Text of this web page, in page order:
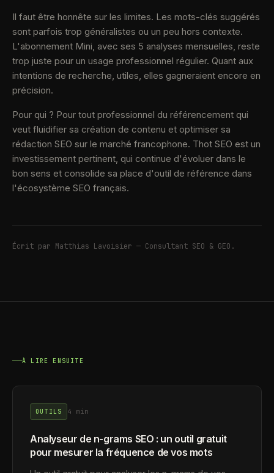
Il faut être honnête sur les limites. Les mots-clés suggérés
sont parfois trop généralistes ou un peu hors contexte.
L'abonnement Mini, avec ses 5 analyses mensuelles, reste
trop juste pour un usage professionnel régulier. Quant aux
intentions de recherche, utiles, elles gagneraient encore en
précision.
Pour qui ? Pour tout professionnel du référencement qui
veut fluidifier sa création de contenu et optimiser sa
rédaction SEO sur le marché francophone. Thot SEO est un
investissement pertinent, qui continue d'évoluer dans le
bon sens et consolide sa place d'outil de référence dans
l'écosystème SEO français.
Écrit par Matthias Lavoisier — Consultant SEO & GEO .
À LIRE ENSUITE
OUTILS 4 min
Analyseur de n-grams SEO : un outil gratuit
pour mesurer la fréquence de vos mots